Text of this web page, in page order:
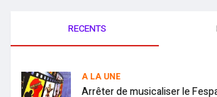
RECENTS
A LA UNE
Arrêter de musicaliser le